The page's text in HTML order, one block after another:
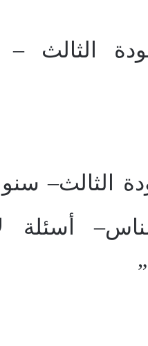
الثالث
الثالث–
أسئلة